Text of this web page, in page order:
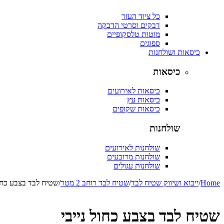
כל ציוד העזר
דבקים וסרטי הדבקה
מוטות טלסקופיים
ספוגים
כיסאות ושולחנות
כיסאות
כיסאות לאירועים
כיסאות עץ
כיסאות שקופים
שולחנות
שולחנות לאירועים
שולחנות מרובעים
שולחנות עגולים
Home
/ייבוא ושיווק שטיח לבד/שטיח לבד רוחב 2 מטר /שטיח לבד בצבע
שטיח לבד בצבע כחול נייבי